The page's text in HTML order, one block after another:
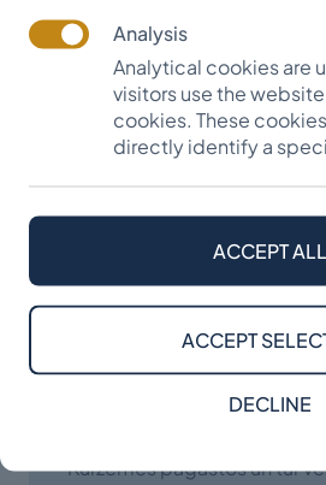
SIA "Apsīte"
Uzņēmums SIA "Apsīte"
gadā kā privātā kompānija
atbildību, kura nodarbojas ar
atrodas Talsu novada
Uzņēmuma galvenais
saglabāt Latvijas zemi
Īpašnieka Arņa Apsīša
"Kurekss". Pateicoties
Kurzemes pagastos un tur
Analysis
Analytical cookies are
visitors use the
cookies. These
directly identify a
DECLINE
ACCEPT
ACCEPT ALL